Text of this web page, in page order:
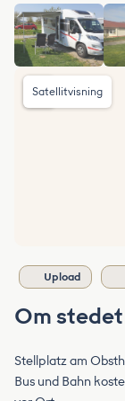
Satellitvisning
Upload
Om stedet
Stellplatz am
Bus und Bahn